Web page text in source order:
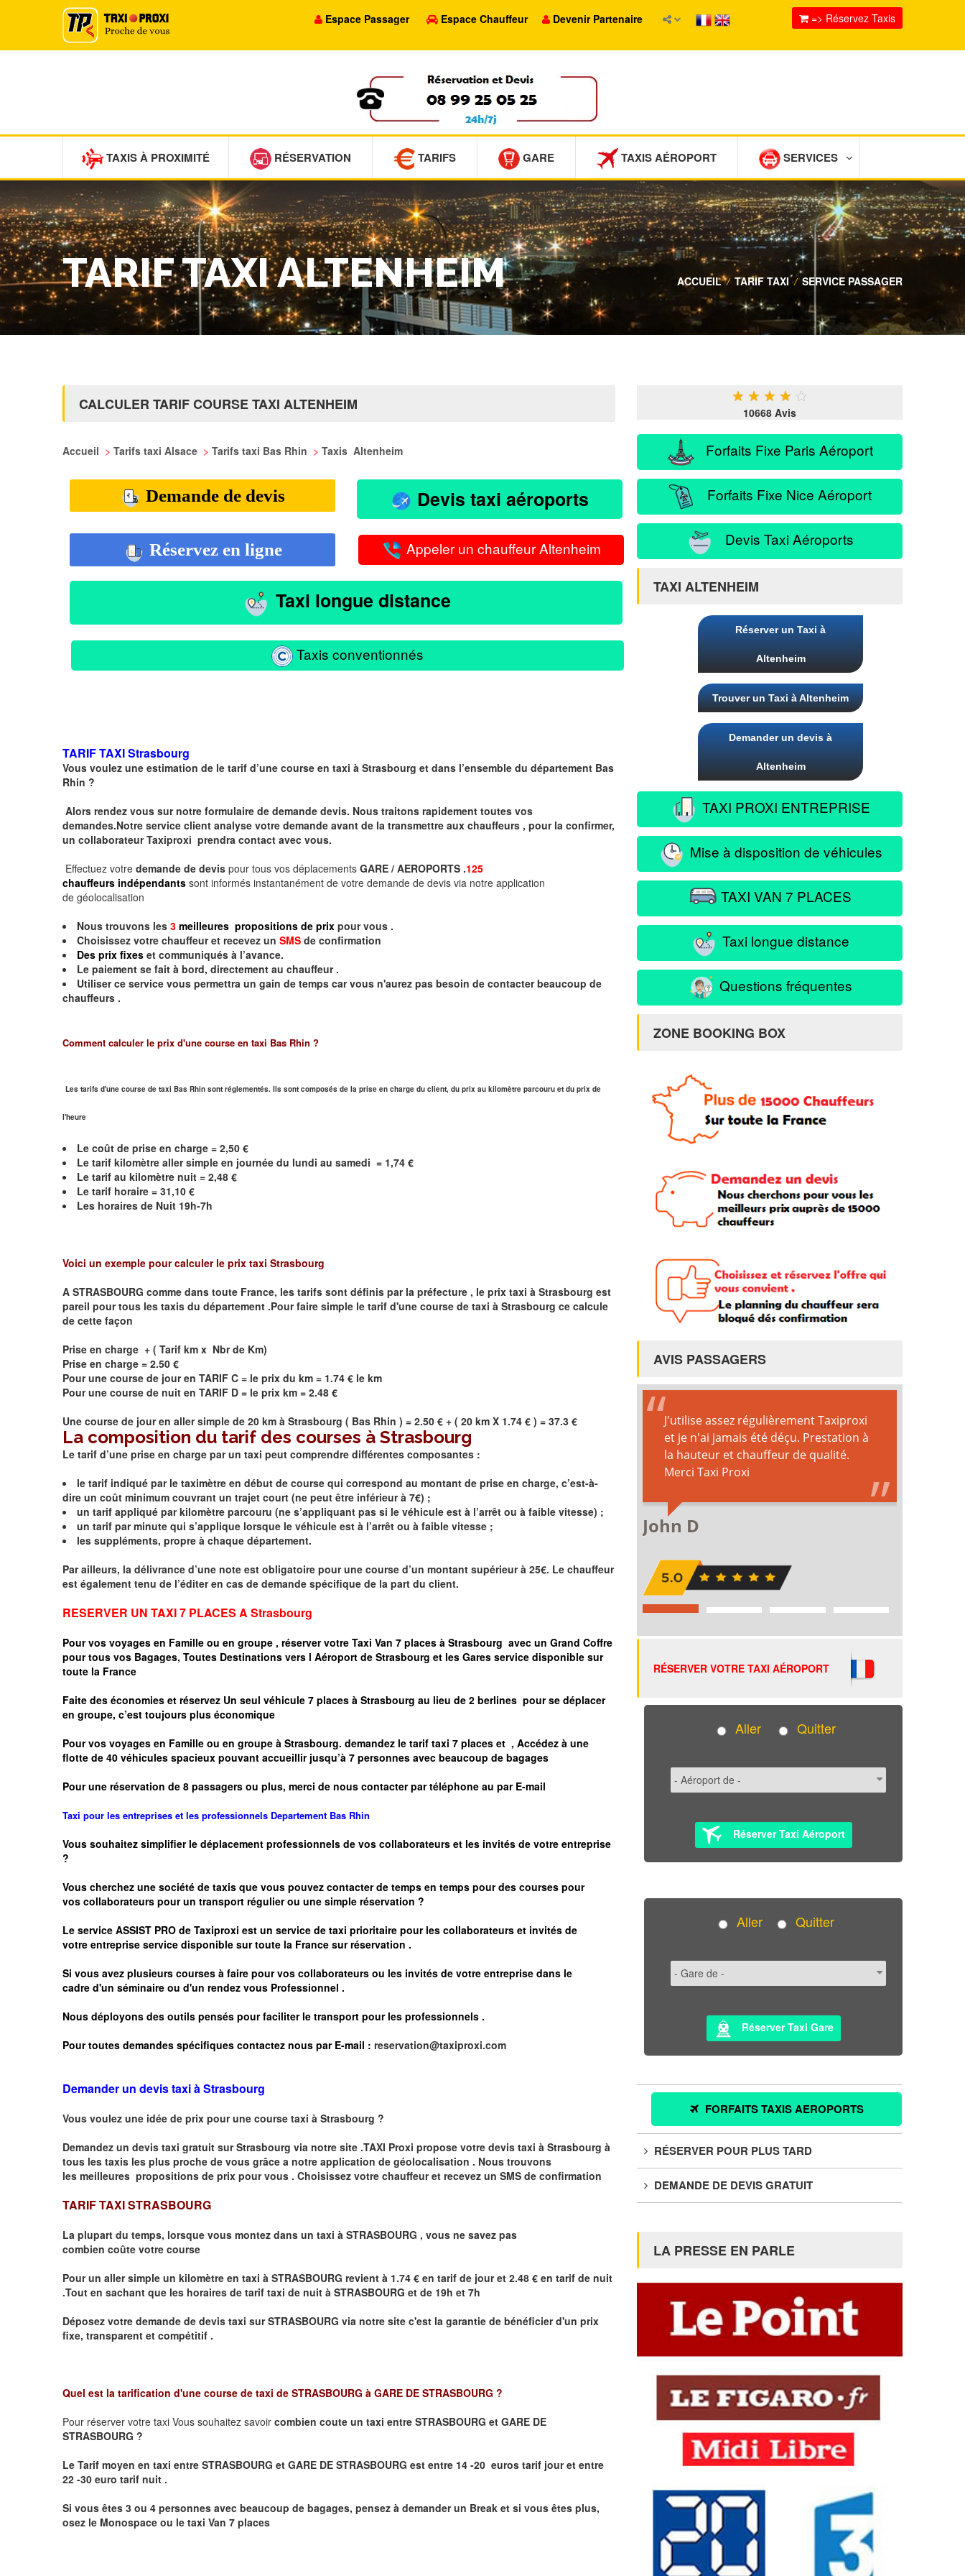
Espace Passager Espace Chauffeur Devenir Partenaire => Réservez Taxis
TAXIS À PROXIMITÉ RÉSERVATION TARIFS GARE TAXIS AÉROPORT SERVICES
TARIF TAXI ALTENHEIM ACCUEIL / TARIF TAXI / SERVICE PASSAGER
CALCULER TARIF COURSE TAXI ALTENHEIM
Accueil > Tarifs taxi Alsace > Tarifs taxi Bas Rhin > Taxis Altenheim
Demande de devis Devis taxi aéroports
Réservez en ligne Appeler un chauffeur Altenheim
Taxi longue distance
Taxis conventionnés
TARIF TAXIStrasbourg
Vous voulez une estimation de le tarif d’une course en taxi à Strasbourg et dans l’ensemble du département Bas
Rhin ?
Alors rendez vous sur notre formulaire de demande devis. Nous traitons rapidement toutes vos
demandes.Notre service client analyse votre demande avant de la transmettre aux chauffeurs , pour la confirmer,
un collaborateur Taxiproxi prendra contact avec vous.
Effectuez votre demande de devis pour tous vos déplacements GARE / AEROPORTS .125
chauffeurs indépendants sont informés instantanément de votre demande de devis via notre application
de géolocalisation
Nous trouvons les 3 meilleures propositions de prix pour vous .
Choisissez votre chauffeur et recevez un SMS de confirmation
Des prix fixes et communiqués à l’avance.
Le paiement se fait à bord, directement au chauffeur .
Utiliser ce service vous permettra un gain de temps car vous n'aurez pas besoin de contacter beaucoup de
chauffeurs .
Comment calculer le prix d'une course en taxi Bas Rhin ?
Les tarifs d'une course de taxi Bas Rhin sont réglementés. Ils sont composés de la prise en charge du client, du prix au kilomètre parcouru et du prix de
l'heure
Le coût de prise en charge = 2,50 €
Le tarif kilomètre aller simple en journée du lundi au samedi = 1,74 €
Le tarif au kilomètre nuit = 2,48 €
Le tarif horaire = 31,10 €
Les horaires de Nuit 19h-7h
Voici un exemple pour calculer le prix taxi Strasbourg
A STRASBOURG comme dans toute France, les tarifs sont définis par la préfecture , le prix taxi à Strasbourg est
pareil pour tous les taxis du département .Pour faire simple le tarif d'une course de taxi à Strasbourg ce calcule
de cette façon
Prise en charge + ( Tarif km x Nbr de Km)
Prise en charge = 2.50 €
Pour une course de jour en TARIF C = le prix du km = 1.74 € le km
Pour une course de nuit en TARIF D = le prix km = 2.48 €
Une course de jour en aller simple de 20 km à Strasbourg ( Bas Rhin ) = 2.50 € + ( 20 km X 1.74 € ) = 37.3 €
La composition du tarif des courses à Strasbourg
Le tarif d’une prise en charge par un taxi peut comprendre différentes composantes :
le tarif indiqué par le taximètre en début de course qui correspond au montant de prise en charge, c’est-à-
dire un coût minimum couvrant un trajet court (ne peut être inférieur à 7€) ;
un tarif appliqué par kilomètre parcouru (ne s’appliquant pas si le véhicule est à l’arrêt ou à faible vitesse) ;
un tarif par minute qui s’applique lorsque le véhicule est à l’arrêt ou à faible vitesse ;
les suppléments, propre à chaque département.
Par ailleurs, la délivrance d’une note est obligatoire pour une course d’un montant supérieur à 25€. Le chauffeur
est également tenu de l’éditer en cas de demande spécifique de la part du client.
RESERVER UN TAXI 7 PLACES A Strasbourg
Pour vos voyages en Famille ou en groupe , réserver votre Taxi Van 7 places à Strasbourg avec un Grand Coffre
pour tous vos Bagages, Toutes Destinations vers l Aéroport de Strasbourg et les Gares service disponible sur
toute la France
Faite des économies et réservez Un seul véhicule 7 places à Strasbourg au lieu de 2 berlines pour se déplacer
en groupe, c’est toujours plus économique
Pour vos voyages en Famille ou en groupe à Strasbourg. demandez le tarif taxi 7 places et , Accédez à une
flotte de 40 véhicules spacieux pouvant accueillir jusqu’à 7 personnes avec beaucoup de bagages
Pour une réservation de 8 passagers ou plus, merci de nous contacter par téléphone au par E-mail
Taxi pour les entreprises et les professionnels Departement Bas Rhin
Vous souhaitez simplifier le déplacement professionnels de vos collaborateurs et les invités de votre entreprise
?
Vous cherchez une société de taxis que vous pouvez contacter de temps en temps pour des courses pour
vos collaborateurs pour un transport régulierou une simple réservation ?
Le service ASSIST PRO de Taxiproxi est un service de taxi prioritaire pour les collaborateurs et invités de
votre entreprise service disponible sur toute la France sur réservation .
Si vous avez plusieurs courses à faire pour vos collaborateurs ou les invités de votre entreprise dans le
cadre d'un séminaire ou d'un rendez vous Professionnel .
Nous déployons des outils pensés pour faciliter le transport pour les professionnels .
Pour toutes demandes spécifiques contactez nous par E-mail : reservation@taxiproxi.com
Demander un devis taxi à Strasbourg
Vous voulez une idée de prix pour une course taxi à Strasbourg ?
Demandez un devis taxi gratuit surStrasbourg via notre site .TAXI Proxi propose votre devis taxi à Strasbourg à
tous les taxis les plus proche de vous grâce a notre application de géolocalisation . Nous trouvons
les meilleures propositions de prix pour vous . Choisissez votre chauffeur et recevez un SMS de confirmation
TARIF TAXI STRASBOURG
La plupart du temps, lorsque vous montez dans un taxi à STRASBOURG , vous ne savez pas
combien coûte votre course
Pour un aller simple un kilomètre en taxi à STRASBOURG revient à 1.74 € en tarif de jour et 2.48 € en tarif de nuit
.Tout en sachant que les horaires de tarif taxi de nuit à STRASBOURG et de 19h et 7h
Déposez votre demande de devis taxi surSTRASBOURG via notre site c'est la garantie de bénéficier d'un prix
fixe, transparent et compétitif .
Quel est la tarification d'une course de taxi de STRASBOURG à GARE DE STRASBOURG ?
Pour réserver votre taxi Vous souhaitez savoir combien coute un taxi entre STRASBOURG et GARE DE
STRASBOURG ?
Le Tarif moyen en taxi entre STRASBOURG et GARE DE STRASBOURG est entre 14 -20 euros tarif jour et entre
22 -30 euro tarif nuit .
Si vous êtes 3 ou 4 personnes avec beaucoup de bagages, pensez à demander un Break et si vous êtes plus,
osez le Monospace ou le taxi Van 7 places
★ ★ ★ ★ ★
10668 Avis
Forfaits Fixe Paris Aéroport
Forfaits Fixe Nice Aéroport
Devis Taxi Aéroports
TAXI ALTENHEIM
Réserver un Taxi à
Altenheim
Trouver un Taxi à Altenheim
Demander un devis à
Altenheim
TAXI PROXI ENTREPRISE
Mise à disposition de véhicules
TAXI VAN 7 PLACES
Taxi longue distance
Questions fréquentes
ZONE BOOKING BOX
AVIS PASSAGERS
RÉSERVER VOTRE TAXI AÉROPORT
Aller Quitter
Réserver Taxi Aéroport
Aller Quitter
Réserver Taxi Gare
FORFAITS TAXIS AEROPORTS
RÉSERVER POUR PLUS TARD
DEMANDE DE DEVIS GRATUIT
LA PRESSE EN PARLE